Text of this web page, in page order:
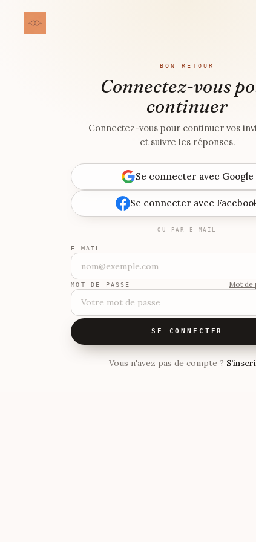
BON RETOUR
Connectez-vous
continuer
Connectez-vous pour continuer vos
et suivre les réponses.
Se connecter avec Google
Se connecter avec
OU PAR E-MAIL
E-MAIL
MOT DE PASSE Mot de
SE CONNECTER
Vous n'avez pas de compte ?